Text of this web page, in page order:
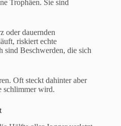
Trophäen. Sie sind
oder dauernden
riskiert echte
sind Beschwerden, die sich
Oft steckt dahinter aber
schlimmer wird.